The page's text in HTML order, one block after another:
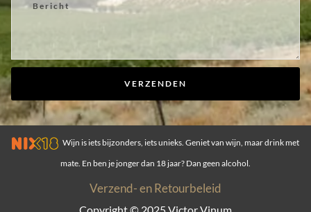
VERZENDEN
Wijn is iets bijzonders, iets unieks. Geniet van wijn, maar drink met
mate. En ben je jonger dan 18 jaar? Dan geen alcohol.
Verzend- en Retourbeleid